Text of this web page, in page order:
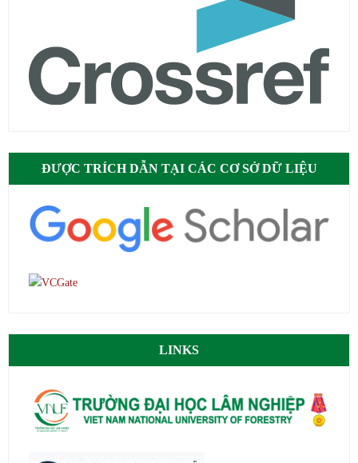
ĐƯỢC TRÍCH DẪN TẠI CÁC CƠ SỞ DỮ LIỆU
LINKS